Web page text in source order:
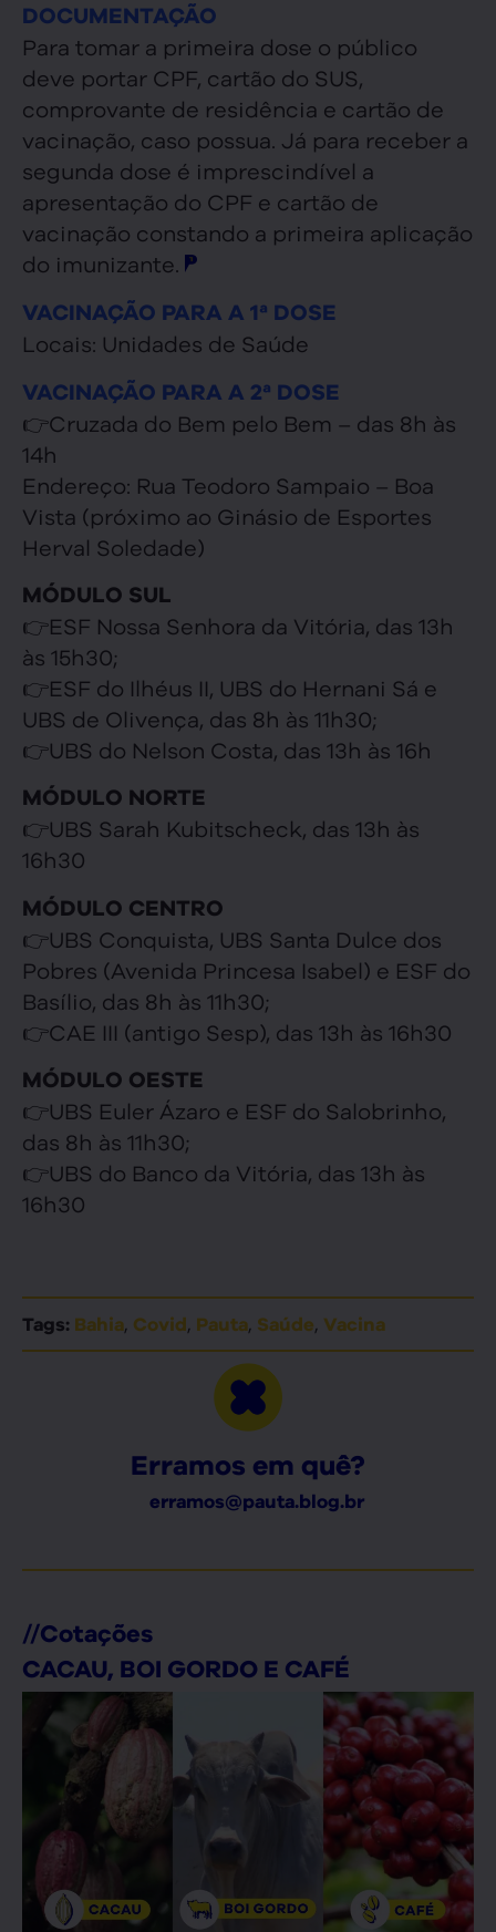
DOCUMENTAÇÃO
Para tomar a primeira dose o público
deve portar CPF, cartão do SUS,
comprovante de residência e cartão de
vacinação, caso possua. Já para receber a
segunda dose é imprescindível a
apresentação do CPF e cartão de
vacinação constando a primeira aplicação
do imunizante.
VACINAÇÃO PARA A 1ª DOSE
Locais: Unidades de Saúde
VACINAÇÃO PARA A 2ª DOSE
👉Cruzada do Bem pelo Bem – das 8h às
14h
Endereço: Rua Teodoro Sampaio – Boa
Vista (próximo ao Ginásio de Esportes
Herval Soledade)
MÓDULO SUL
👉ESF Nossa Senhora da Vitória, das 13h
às 15h30;
👉ESF do Ilhéus II, UBS do Hernani Sá e
UBS de Olivença, das 8h às 11h30;
👉UBS do Nelson Costa, das 13h às 16h
MÓDULO NORTE
👉UBS Sarah Kubitscheck, das 13h às
16h30
MÓDULO CENTRO
👉UBS Conquista, UBS Santa Dulce dos
Pobres (Avenida Princesa Isabel) e ESF do
Basílio, das 8h às 11h30;
👉CAE III (antigo Sesp), das 13h às 16h30
MÓDULO OESTE
👉UBS Euler Ázaro e ESF do Salobrinho,
das 8h às 11h30;
👉UBS do Banco da Vitória, das 13h às
16h30
Tags: Bahia, Covid, Pauta, Saúde, Vacina
Erramos em quê?
erramos@pauta.blog.br
//Cotações
CACAU, BOI GORDO E CAFÉ